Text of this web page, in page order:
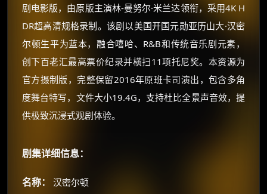
剧电影版，由原版主演林-曼努尔·米兰达领衔，采用4K H
DR超高清规格录制。该剧以美国开国元勋亚历山大·汉密
尔顿生平为蓝本，融合嘻哈、R&B和传统音乐剧元素，
创下百老汇最高票价纪录并横扫11项托尼奖。本资源为
官方摄制版，完整保留2016年原班卡司演出，包含多角
度舞台特写，文件大小19.4G，支持杜比全景声音效，提
供极致沉浸式观剧体验。
剧集详细信息：
名称： 汉密尔顿